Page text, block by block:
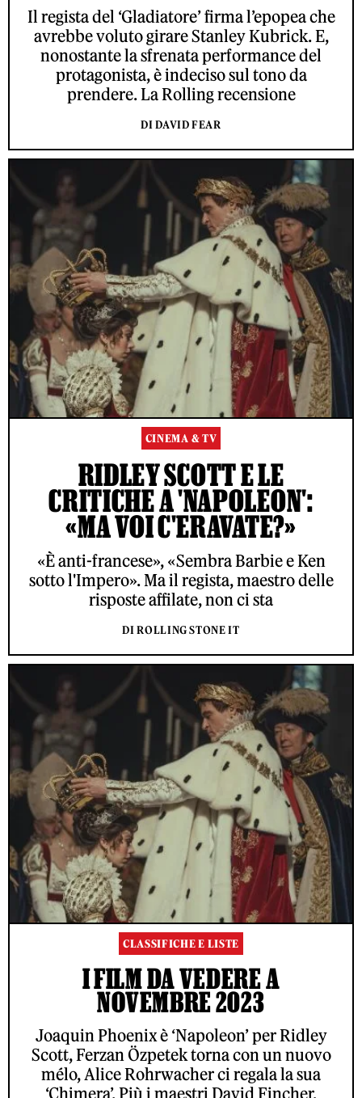
Il regista del ‘Gladiatore’ firma l’epopea che
avrebbe voluto girare Stanley Kubrick. E,
nonostante la sfrenata performance del
protagonista, è indeciso sul tono da
prendere. La Rolling recensione
DI DAVID FEAR
CINEMA & TV
RIDLEY SCOTT E LE
CRITICHE A 'NAPOLEON':
«MA VOI C'ERAVATE?»
«È anti-francese», «Sembra Barbie e Ken
sotto l'Impero». Ma il regista, maestro delle
risposte affilate, non ci sta
DI ROLLING STONE IT
CLASSIFICHE E LISTE
I FILM DA VEDERE A
NOVEMBRE 2023
Joaquin Phoenix è ‘Napoleon’ per Ridley
Scott, Ferzan Özpetek torna con un nuovo
mélo, Alice Rohrwacher ci regala la sua
‘Chimera’. Più i maestri David Fincher,